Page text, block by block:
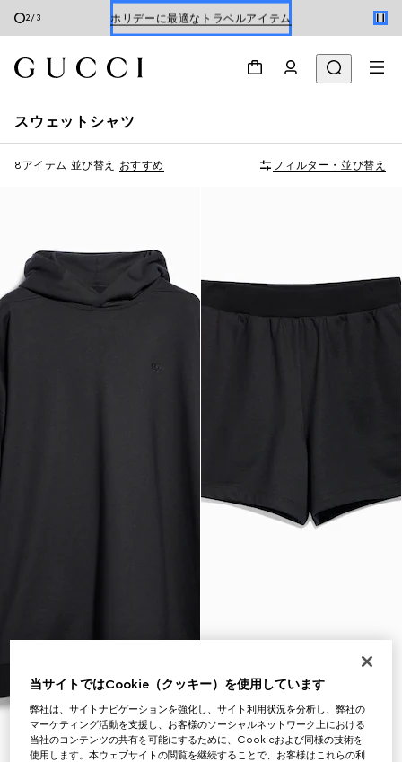
2/3 ホリデーに最適なトラベルアイテム
スウェットシャツ
8アイテム 並び替え おすすめ フィルター・並び替え
当サイトではCookie（クッキー）を使用しています
弊社は、サイトナビゲーションを強化し、サイト利用状況を分析し、弊社の
マーケティング活動を支援し、お客様のソーシャルネットワーク上における
当社のコンテンツの共有を可能にするために、Cookieおよび同様の技術を
使用します。本ウェブサイトの閲覧を継続することで、お客様はこれらの利